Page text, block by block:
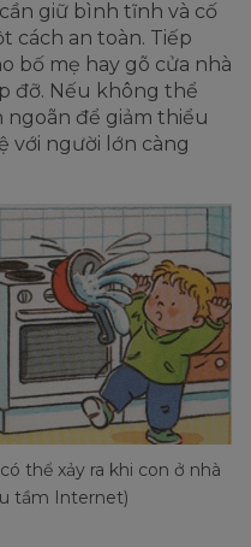
giữ bình tĩnh và cố
cách an toàn. Tiếp
bố mẹ hay gõ cửa nhà
đỡ. Nếu không thể
để giảm thiểu
với người lớn càng
thể xảy ra khi con ở nhà
tầm Internet)